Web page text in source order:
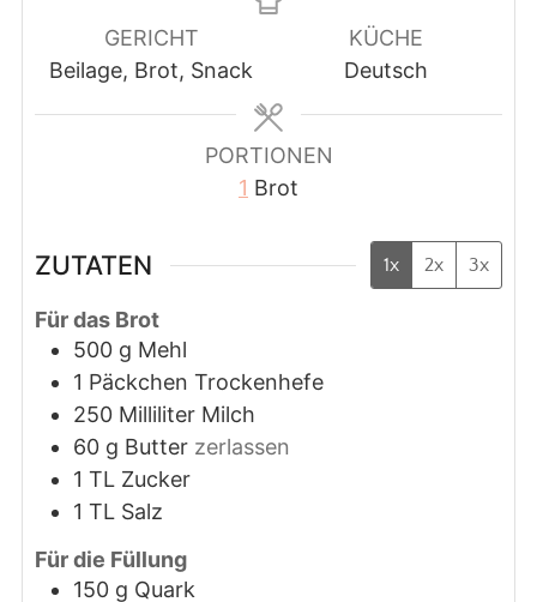
GERICHT
Beilage, Brot, Snack
KÜCHE
Deutsch
PORTIONEN
1 Brot
ZUTATEN 1x 2x 3x
Für das Brot
500 g Mehl
1 Päckchen Trockenhefe
250 Milliliter Milch
60 g Butter zerlassen
1 TL Zucker
1 TL Salz
Für die Füllung
150 g Quark